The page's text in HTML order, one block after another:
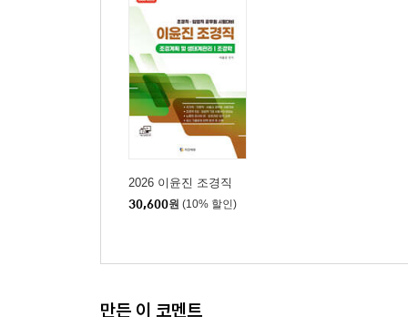
2026 이윤진 조경직
30,600원 (10% 할인)
만든 이 코멘트